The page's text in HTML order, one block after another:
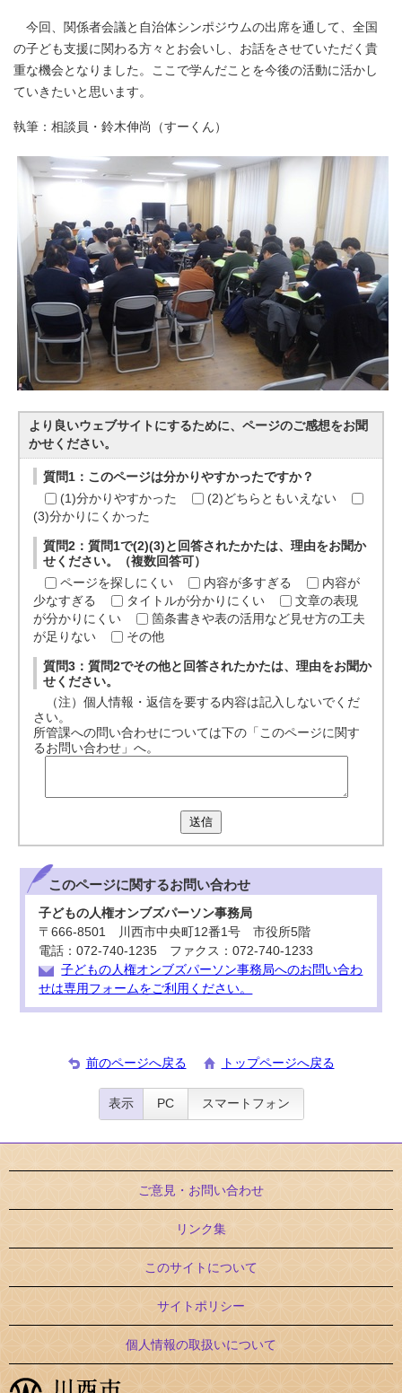
今回、関係者会議と自治体シンポジウムの出席を通して、全国
の子ども支援に関わる方々とお会いし、お話をさせていただく貴
重な機会となりました。ここで学んだことを今後の活動に活かし
ていきたいと思います。
執筆：相談員・鈴木伸尚（すーくん）
より良いウェブサイトにするために、ページのご感想をお聞
かせください。
質問1：このページは分かりやすかったですか？
(1)分かりやすかった
(2)どちらともいえない
(3)分かりにくかった
質問2：質問1で(2)(3)と回答されたかたは、理由をお聞か
せください。（複数回答可）
ページを探しにくい
内容が多すぎる
内容が
少なすぎる
タイトルが分かりにくい
文章の表現
が分かりにくい
箇条書きや表の活用など見せ方の工夫
が足りない
その他
質問3：質問2でその他と回答されたかたは、理由をお聞か
せください。
（注）個人情報・返信を要する内容は記入しないでくだ
さい。
所管課への問い合わせについては下の「このページに関す
るお問い合わせ」へ。
送信
このページに関するお問い合わせ
子どもの人権オンブズパーソン事務局
〒666-8501 川西市中央町12番1号 市役所5階
電話：072-740-1235 ファクス：072-740-1233
子どもの人権オンブズパーソン事務局へのお問い合わ
せは専用フォームをご利用ください。
前のページへ戻る トップページへ戻る
表示 PC スマートフォン
ご意見・お問い合わせ
リンク集
このサイトについて
サイトポリシー
個人情報の取扱いについて